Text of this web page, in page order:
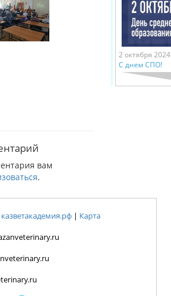
вам
.
2 октября 2024
С днем СПО!
казветакадемия.рф | Карта